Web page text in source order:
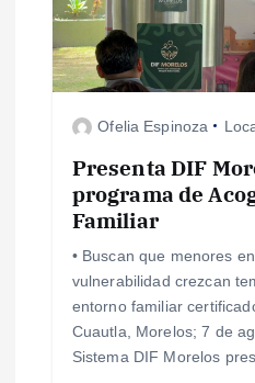
Ofelia Espinoza
Presenta DIF
programa de
Familiar
• Buscan que menores
vulnerabilidad crezcan
entorno familiar
Cuautla, Morelos; 7 de
Sistema DIF Morelos